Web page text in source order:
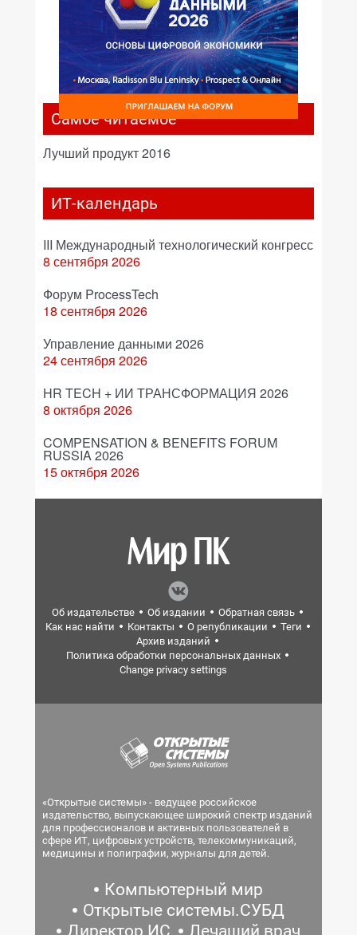
Самое читаемое
Лучший продукт 2016
ИТ-календарь
III Международный технологический конгресс
8 сентября 2026
Форум ProcessTech
18 сентября 2026
Управление данными 2026
24 сентября 2026
HR TECH + ИИ ТРАНСФОРМАЦИЯ 2026
8 октября 2026
COMPENSATION & BENEFITS FORUM
RUSSIA 2026
15 октября 2026
Об издательстве Об издании
Обратная связь
Как нас найти
Контакты О републикации
Теги
Архив изданий
Политика обработки персональных данных
Change privacy settings
«Открытые системы» - ведущее российское
издательство, выпускающее широкий спектр изданий
для профессионалов и активных пользователей в
сфере ИТ, цифровых устройств, телекоммуникаций,
медицины и полиграфии, журналы для детей.
Компьютерный мир
Открытые системы.СУБД
Директор ИС
Лечащий врач